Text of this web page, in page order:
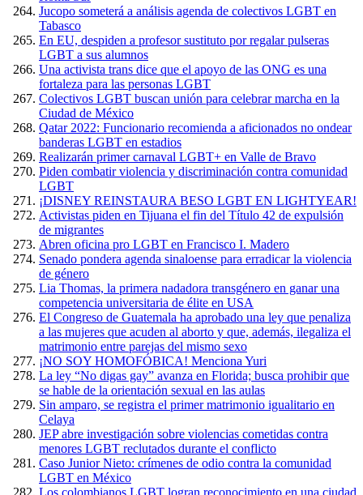
Jucopo someterá a análisis agenda de colectivos LGBT en
Tabasco
En EU, despiden a profesor sustituto por regalar pulseras
LGBT a sus alumnos
Una activista trans dice que el apoyo de las ONG es una
fortaleza para las personas LGBT
Colectivos LGBT buscan unión para celebrar marcha en la
Ciudad de México
Qatar 2022: Funcionario recomienda a aficionados no ondear
banderas LGBT en estadios
Realizarán primer carnaval LGBT+ en Valle de Bravo
Piden combatir violencia y discriminación contra comunidad
LGBT
¡DISNEY REINSTAURA BESO LGBT EN LIGHTYEAR!
Activistas piden en Tijuana el fin del Título 42 de expulsión
de migrantes
Abren oficina pro LGBT en Francisco I. Madero
Senado pondera agenda sinaloense para erradicar la violencia
de género
Lia Thomas, la primera nadadora transgénero en ganar una
competencia universitaria de élite en USA
El Congreso de Guatemala ha aprobado una ley que penaliza
a las mujeres que acuden al aborto y que, además, ilegaliza el
matrimonio entre parejas del mismo sexo
¡NO SOY HOMOFÓBICA! Menciona Yuri
La ley “No digas gay” avanza en Florida; busca prohibir que
se hable de la orientación sexual en las aulas
Sin amparo, se registra el primer matrimonio igualitario en
Celaya
JEP abre investigación sobre violencias cometidas contra
menores LGBT reclutados durante el conflicto
Caso Junior Nieto: crímenes de odio contra la comunidad
LGBT en México
Los colombianos LGBT logran reconocimiento en una ciudad